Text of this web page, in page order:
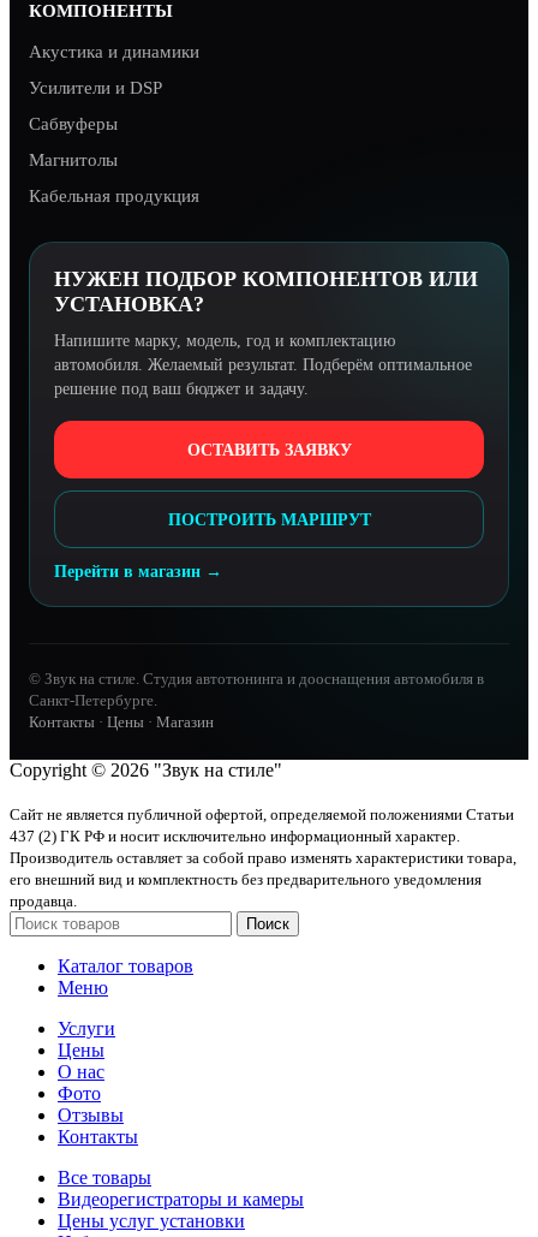
КОМПОНЕНТЫ
Акустика и динамики
Усилители и DSP
Сабвуферы
Магнитолы
Кабельная продукция
НУЖЕН ПОДБОР КОМПОНЕНТОВ ИЛИ
УСТАНОВКА?
Напишите марку, модель, год и комплектацию
автомобиля. Желаемый результат. Подберём оптимальное
решение под ваш бюджет и задачу.
ОСТАВИТЬ ЗАЯВКУ
ПОСТРОИТЬ МАРШРУТ
Перейти в магазин →
© Звук на стиле. Студия автотюнинга и дооснащения автомобиля в
Санкт-Петербурге.
Контакты · Цены · Магазин
Copyright © 2026 "Звук на стиле"
Сайт не является публичной офертой, определяемой положениями Статьи
437 (2) ГК РФ и носит исключительно информационный характер.
Производитель оставляет за собой право изменять характеристики товара,
его внешний вид и комплектность без предварительного уведомления
продавца.
Поиск
Каталог товаров
Меню
Услуги
Цены
О нас
Фото
Отзывы
Контакты
Все товары
Видеорегистраторы и камеры
Цены услуг установки